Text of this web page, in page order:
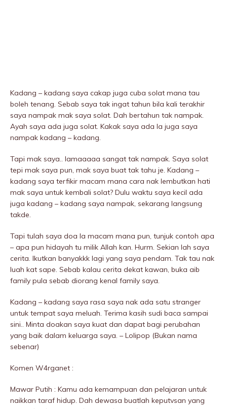
Kadang – kadang saya cakap juga cuba solat mana tau
boleh tenang. Sebab saya tak ingat tahun bila kali terakhir
saya nampak mak saya solat. Dah bertahun tak nampak.
Ayah saya ada juga solat. Kakak saya ada la juga saya
nampak kadang – kadang.
Tapi mak saya.. lamaaaaa sangat tak nampak. Saya solat
tepi mak saya pun, mak saya buat tak tahu je. Kadang –
kadang saya terfikir macam mana cara nak lembutkan hati
mak saya untuk kembali solat? Dulu waktu saya kecil ada
juga kadang – kadang saya nampak, sekarang langsung
takde.
Tapi tulah saya doa la macam mana pun, tunjuk contoh apa
– apa pun hidayah tu milik Allah kan. Hurm. Sekian lah saya
cerita. Ikutkan banyakkk lagi yang saya pendam. Tak tau nak
luah kat sape. Sebab kalau cerita dekat kawan, buka aib
family pula sebab diorang kenal family saya.
Kadang – kadang saya rasa saya nak ada satu stranger
untuk tempat saya meluah. Terima kasih sudi baca sampai
sini.. Minta doakan saya kuat dan dapat bagi perubahan
yang baik dalam keluarga saya. – Lolipop (Bukan nama
sebenar)
Komen W4rganet :
Mawar Putih : Kamu ada kemampuan dan pelajaran untuk
naikkan taraf hidup. Dah dewasa buatlah keputvsan yang